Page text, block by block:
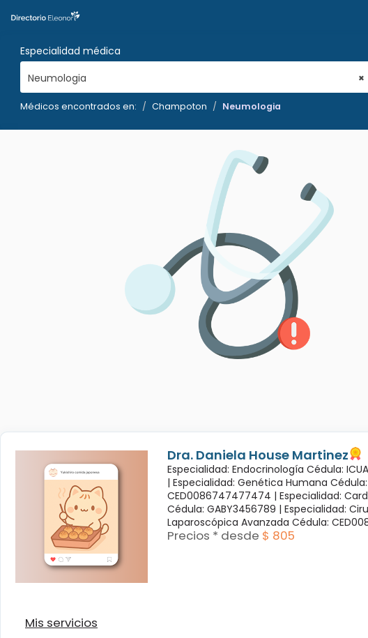
Especialidad médica
×
Neumologia
Médicos encontrados en: Champoton Neumologia
Dra. Daniela House Martinez
Especialidad: Endocrinología Cédula:
| Especialidad: Genética Humana Cédula:
CED0086747477474 | Especialidad:
Cédula: GABY3456789 | Especialidad:
Laparoscópica Avanzada Cédula:
Precios * desde $ 805
Mis servicios